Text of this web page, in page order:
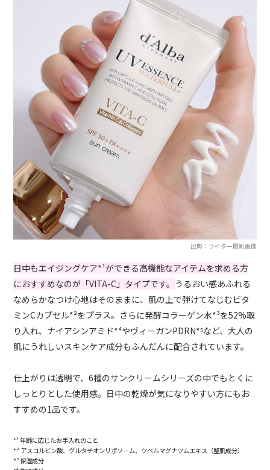
出典：ライター撮影画像
日中もエイジングケア*¹ができる高機能なアイテムを求める方
におすすめなのが「VITA-C」タイプです。 うるおい感あふれる
なめらかなつけ心地はそのままに、肌の上で弾けてなじむビタ
ミンCカプセル*²をプラス。さらに発酵コラーゲン水*³を52%取
り入れ、ナイアシンアミド*⁴やヴィーガンPDRN*⁵など、大人の
肌にうれしいスキンケア成分もふんだんに配合されています。
仕上がりは透明で、6種のサンクリームシリーズの中でもとくに
しっとりとした使用感。日中の乾燥が気になりやすい方にもお
すすめの1品です。
*¹ 年齢に応じたお手入れのこと
*² アスコルビン酸、グルタチオンリポソーム、ツベルマグナツムエキス（整肌成分）
*³ 保湿成分